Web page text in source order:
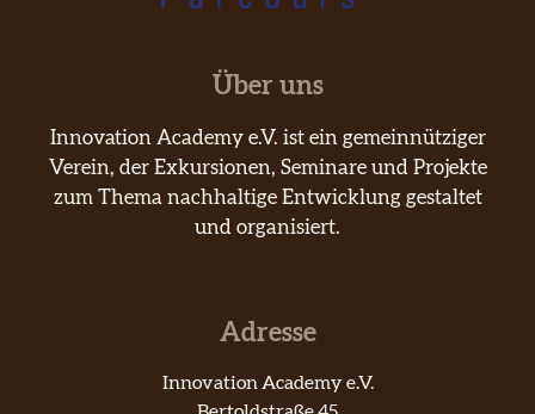
Über uns
Innovation Academy e.V. ist ein gemeinnütziger
Verein, der Exkursionen, Seminare und Projekte
zum Thema nachhaltige Entwicklung gestaltet
und organisiert.
Adresse
Innovation Academy e.V.